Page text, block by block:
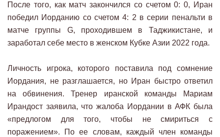
После того, как матч закончился со счетом 0: 0, Иран
победил Иорданию со счетом 4: 2 в серии пенальти в
матче группы G, проходившем в Таджикистане, и
заработал себе место в женском Кубке Азии 2022 года.
Личность игрока, которого поставила под сомнение
Иордания, не разглашается, но Иран быстро ответил
на обвинения. Тренер иранской команды Мариам
Ирандост заявила, что жалоба Иордании в АФК была
«предлогом для того, чтобы не смириться с
поражением». По ее словам, каждый член команды